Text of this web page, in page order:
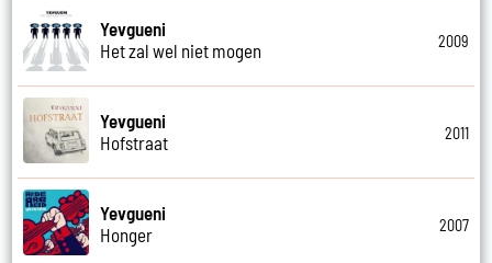
Yevgueni
Het zal wel niet mogen
2009
Yevgueni
Hofstraat
2011
Yevgueni
Honger
2007